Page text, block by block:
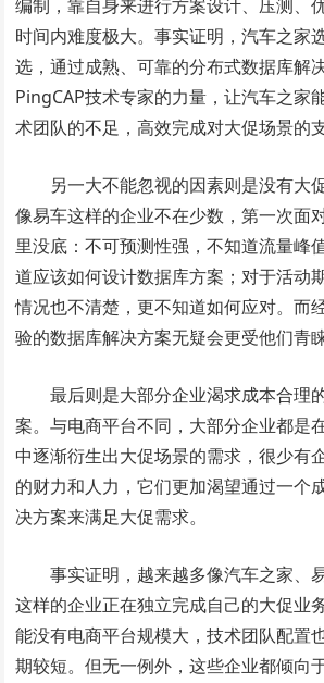
编制，靠自身来进行方案设计、压测、
时间内难度极大。事实证明，汽车之家
选，通过成熟、可靠的分布式数据库解
PingCAP技术专家的力量，让汽车之家
术团队的不足，高效完成对大促场景的支
另一大不能忽视的因素则是没有大
像易车这样的企业不在少数，第一次面
里没底：不可预测性强，不知道流量峰
道应该如何设计数据库方案；对于活动
情况也不清楚，更不知道如何应对。而
验的数据库解决方案无疑会更受他们青睐
最后则是大部分企业渴求成本合理
案。与电商平台不同，大部分企业都是
中逐渐衍生出大促场景的需求，很少有
的财力和人力，它们更加渴望通过一个
决方案来满足大促需求。
事实证明，越来越多像汽车之家、
这样的企业正在独立完成自己的大促业
能没有电商平台规模大，技术团队配置
期较短。但无一例外，这些企业都倾向